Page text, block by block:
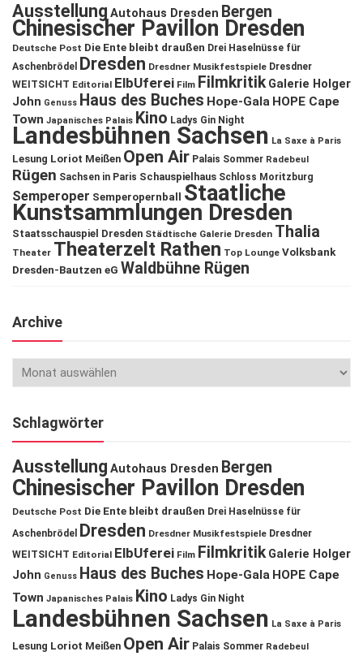
Ausstellung Autohaus Dresden Bergen
Chinesischer Pavillon Dresden
Deutsche Post Die Ente bleibt draußen Drei Haselnüsse für
Aschenbrödel
Dresden Dresdner Musikfestspiele Dresdner
WEITSICHT Editorial ElbUferei Film Filmkritik Galerie Holger
John Genuss Haus des Buches Hope-Gala HOPE Cape
Town Japanisches Palais Kino Ladys Gin Night
Landesbühnen Sachsen La Saxe à Paris
Lesung Loriot Meißen Open Air Palais Sommer Radebeul
Rügen Sachsen in Paris Schauspielhaus Schloss Moritzburg
Semperoper Semperopernball Staatliche
Kunstsammlungen Dresden
Staatsschauspiel Dresden Städtische Galerie Dresden Thalia
Theater Theaterzelt Rathen Top Lounge Volksbank
Dresden-Bautzen eG Waldbühne Rügen
Archive
Schlagwörter
Ausstellung Autohaus Dresden Bergen
Chinesischer Pavillon Dresden
Deutsche Post Die Ente bleibt draußen Drei Haselnüsse für
Aschenbrödel
Dresden Dresdner Musikfestspiele Dresdner
WEITSICHT Editorial ElbUferei Film Filmkritik Galerie Holger
John Genuss Haus des Buches Hope-Gala HOPE Cape
Town Japanisches Palais Kino Ladys Gin Night
Landesbühnen Sachsen La Saxe à Paris
Lesung Loriot Meißen Open Air Palais Sommer Radebeul